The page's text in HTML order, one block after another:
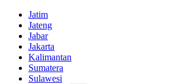
Jatim
Jateng
Jabar
Jakarta
Kalimantan
Sumatera
Sulawesi